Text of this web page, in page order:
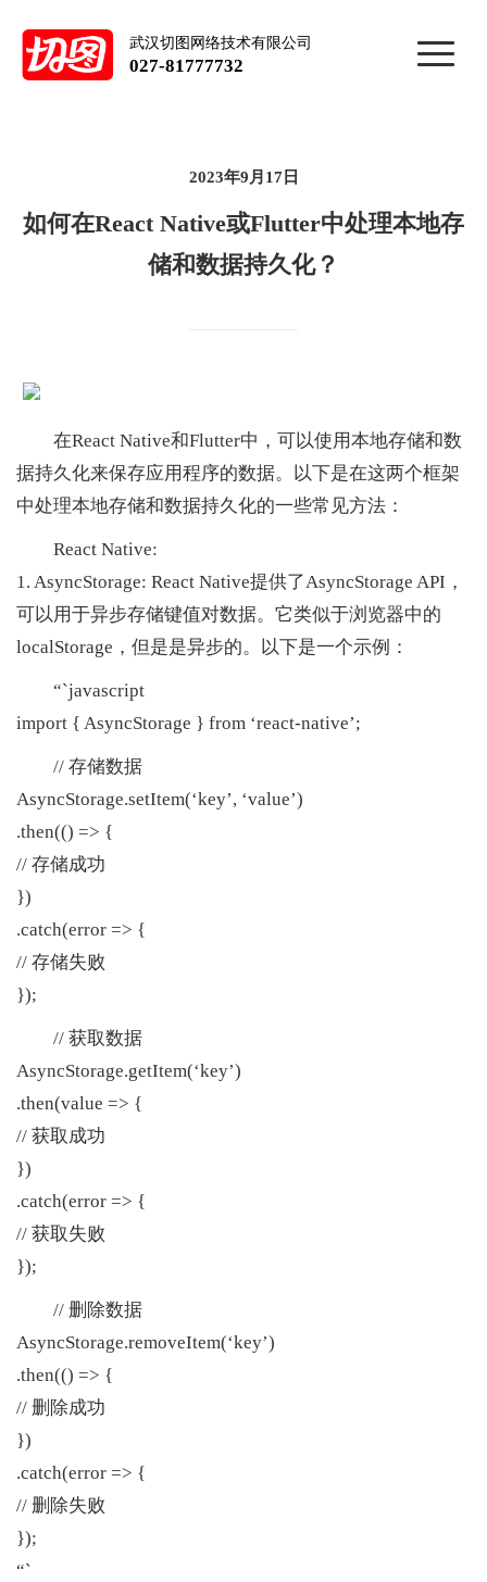
武汉切图网络技术有限公司
027-81777732
2023年9月17日
如何在React Native或Flutter中处理本地存
储和数据持久化？
在React Native和Flutter中，可以使用本地存储和数
据持久化来保存应用程序的数据。以下是在这两个框架
中处理本地存储和数据持久化的一些常见方法：
React Native:
1. AsyncStorage: React Native提供了AsyncStorage API，
可以用于异步存储键值对数据。它类似于浏览器中的
localStorage，但是是异步的。以下是一个示例：
“`javascript
import { AsyncStorage } from ‘react-native’;
// 存储数据
AsyncStorage.setItem(‘key’, ‘value’)
.then(() => {
// 存储成功
})
.catch(error => {
// 存储失败
});
// 获取数据
AsyncStorage.getItem(‘key’)
.then(value => {
// 获取成功
})
.catch(error => {
// 获取失败
});
// 删除数据
AsyncStorage.removeItem(‘key’)
.then(() => {
// 删除成功
})
.catch(error => {
// 删除失败
});
“`